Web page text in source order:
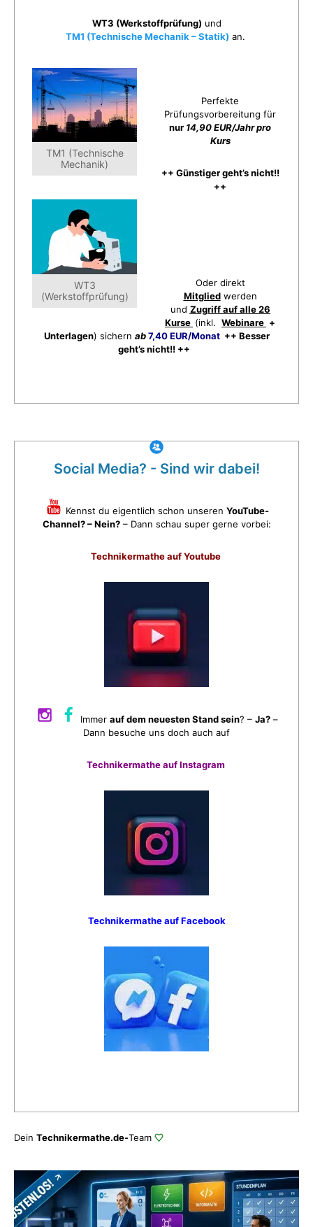
WT3 (Werkstoffprüfung) und
TM1 (Technische Mechanik – Statik) an.
TM1 (Technische
Mechanik)
WT3
(Werkstoffprüfung)
Perfekte
Prüfungsvorbereitung für
nur 14,90 EUR/Jahr pro
Kurs
++ Günstiger geht’s nicht!!
++
Oder direkt
Mitgliedwerden
und Zugriff auf alle 26
Kurse (inkl. Webinare +
Unterlagen) sichern ab7,40 EUR/Monat++ Besser
geht’s nicht!! ++
Social Media? - Sind wir dabei!
Kennst du eigentlich schon unseren YouTube-
Channel? – Nein?– Dann schau super gerne vorbei:
Technikermathe auf Youtube
Immer auf dem neuesten Stand sein? – Ja?–
Dann besuche uns doch auch auf
Technikermathe auf Instagram
Technikermathe auf Facebook
Dein Technikermathe.de-Team